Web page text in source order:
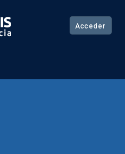
Acceder